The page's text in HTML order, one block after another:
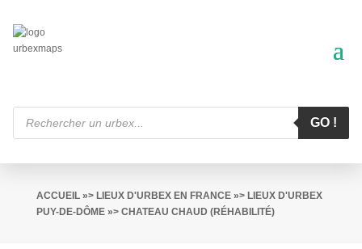
Recherche
produits
GO !
ACCUEIL»> LIEUX D'URBEX EN FRANCE»> LIEUX D'URBEX
PUY-DE-DÔME»> CHATEAU CHAUD (RÉHABILITÉ)